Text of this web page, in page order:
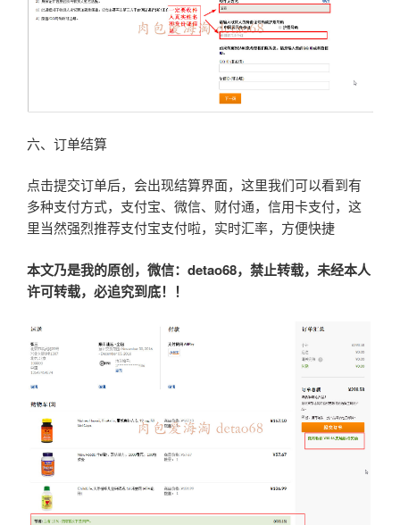
六、订单结算
点击提交订单后，会出现结算界面，这里我们可以看到有
多种支付方式，支付宝、微信、财付通，信用卡支付，这
里当然强烈推荐支付宝支付啦，实时汇率，方便快捷
本文乃是我的原创，微信： detao68，禁止转载，未经本人
许可转载，必追究到底！！